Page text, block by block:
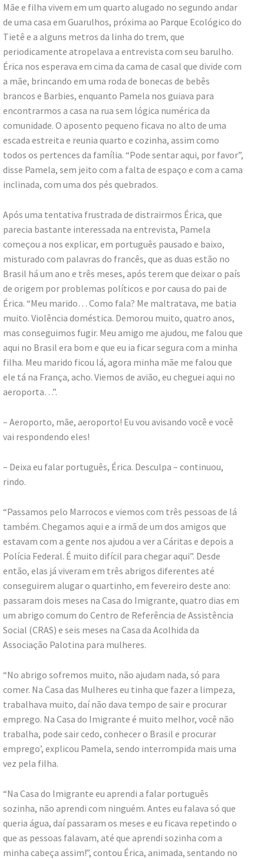
Mãe e filha vivem em um quarto alugado no segundo andar
de uma casa em Guarulhos, próxima ao Parque Ecológico do
Tietê e a alguns metros da linha do trem, que
periodicamente atropelava a entrevista com seu barulho.
Érica nos esperava em cima da cama de casal que divide com
a mãe, brincando em uma roda de bonecas de bebês
brancos e Barbies, enquanto Pamela nos guiava para
encontrarmos a casa na rua sem lógica numérica da
comunidade. O aposento pequeno ficava no alto de uma
escada estreita e reunia quarto e cozinha, assim como
todos os pertences da família. “Pode sentar aqui, por favor”,
disse Pamela, sem jeito com a falta de espaço e com a cama
inclinada, com uma dos pés quebrados.
Após uma tentativa frustrada de distrairmos Érica, que
parecia bastante interessada na entrevista, Pamela
começou a nos explicar, em português pausado e baixo,
misturado com palavras do francês, que as duas estão no
Brasil há um ano e três meses, após terem que deixar o país
de origem por problemas políticos e por causa do pai de
Érica. “Meu marido… Como fala? Me maltratava, me batia
muito. Violência doméstica. Demorou muito, quatro anos,
mas conseguimos fugir. Meu amigo me ajudou, me falou que
aqui no Brasil era bom e que eu ia ficar segura com a minha
filha. Meu marido ficou lá, agora minha mãe me falou que
ele tá na França, acho. Viemos de avião, eu cheguei aqui no
aeroporta…”.
– Aeroporto, mãe, aeroporto! Eu vou avisando você e você
vai respondendo eles!
– Deixa eu falar português, Érica. Desculpa – continuou,
rindo.
“Passamos pelo Marrocos e viemos com três pessoas de lá
também. Chegamos aqui e a irmã de um dos amigos que
estavam com a gente nos ajudou a ver a Cáritas e depois a
Polícia Federal. É muito difícil para chegar aqui”. Desde
então, elas já viveram em três abrigos diferentes até
conseguirem alugar o quartinho, em fevereiro deste ano:
passaram dois meses na Casa do Imigrante, quatro dias em
um abrigo comum do Centro de Referência de Assistência
Social (CRAS) e seis meses na Casa da Acolhida da
Associação Palotina para mulheres.
“No abrigo sofremos muito, não ajudam nada, só para
comer. Na Casa das Mulheres eu tinha que fazer a limpeza,
trabalhava muito, daí não dava tempo de sair e procurar
emprego. Na Casa do Imigrante é muito melhor, você não
trabalha, pode sair cedo, conhecer o Brasil e procurar
emprego’, explicou Pamela, sendo interrompida mais uma
vez pela filha.
“Na Casa do Imigrante eu aprendi a falar português
sozinha, não aprendi com ninguém. Antes eu falava só que
queria água, daí passaram os meses e eu ficava repetindo o
que as pessoas falavam, até que aprendi sozinha com a
minha cabeça assim!”, contou Érica, animada, sentando no